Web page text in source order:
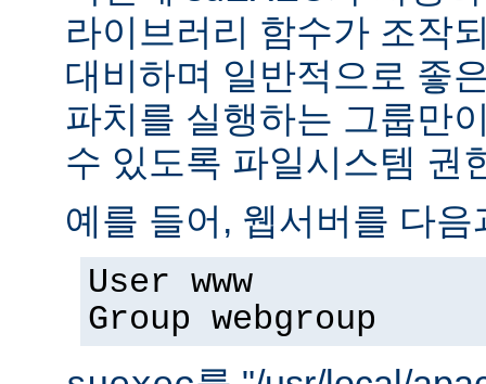
라이브러리 함수가 조작
대비하며 일반적으로 좋
파치를 실행하는 그룹만
수 있도록 파일시스템 권
예를 들어, 웹서버를 다
User www
Group webgroup